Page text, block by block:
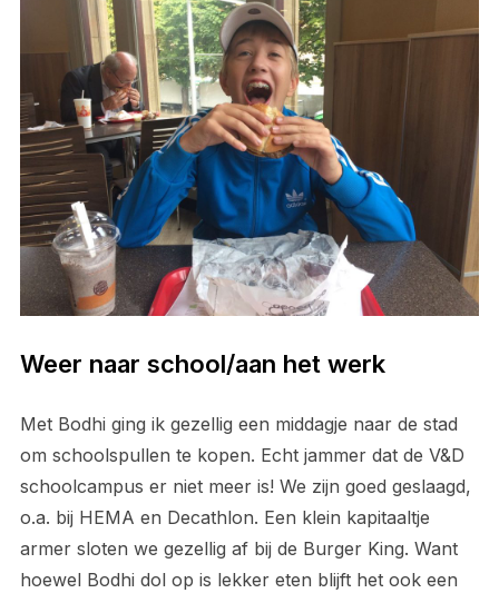
Weer naar school/aan het werk
Met Bodhi ging ik gezellig een middagje naar de stad
om schoolspullen te kopen. Echt jammer dat de V&D
schoolcampus er niet meer is! We zijn goed geslaagd,
o.a. bij HEMA en Decathlon. Een klein kapitaaltje
armer sloten we gezellig af bij de Burger King. Want
hoewel Bodhi dol op is lekker eten blijft het ook een